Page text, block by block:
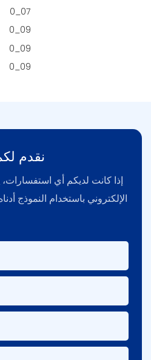
نقدم
إذا كانت لديكم أي استفسارات،
الإلكتروني باستخدام النموذج